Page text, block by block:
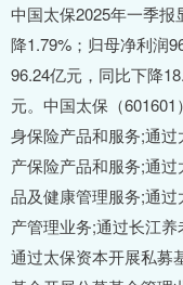
中国太保2025年一季
降1.79%；归母净利润
96.24亿元，同比下降
元。中国太保（
身保险产品和服务;通
产保险产品和服务;通
品及健康管理服务;通
产管理业务;通过长江
通过太保资本开展私募